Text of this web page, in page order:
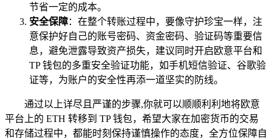
节省一定的成本。
安全保障：在整个转账过程中，要像守护珍宝一样，注
意保护好自己的账号密码、资金密码、验证码等重要信
息，避免泄露导致资产损失，建议同时开启欧意平台和
TP 钱包的多重安全验证功能，如手机短信验证、谷歌验
证等，为账户的安全性再添一道坚实的防线。
通过以上详尽且严谨的步骤,你就可以顺顺利利地将欧意
平台上的 ETH 转移到 TP 钱包，希望大家在加密货币的交易
和存储过程中，都能时刻保持谨慎操作的态度，全方位保障自